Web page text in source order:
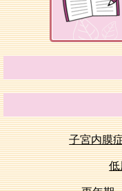
子宮内膜